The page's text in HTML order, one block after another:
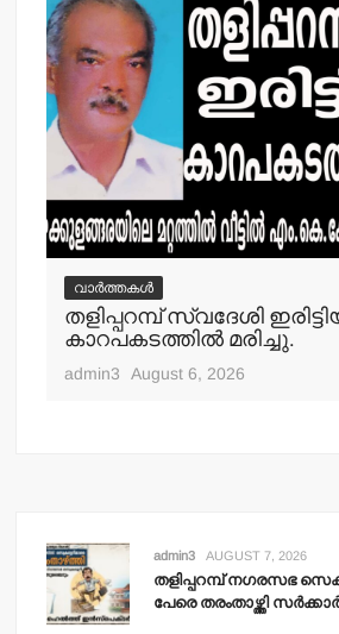
വാർത്തകൾ
തളിപ്പറമ്പ് സ്വദേശി
കാറപകടത്തില്‍ മരിച്ചു.
admin3 August 6, 2026
admin3 AUGUST 7, 2026
തളിപ്പറമ്പ് നഗരസഭ
പേരെ തരംതാഴ്ത്തി